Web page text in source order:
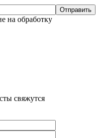
на обработку
свяжутся